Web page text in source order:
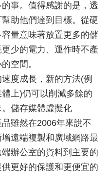
事。值得感謝的是，透
助他們達到目標。從硬
量意味著放置更多的儲
少的電力、運作時不產
空間。
度成長，新的方法(例
上)仍可以削減多餘的
儲存媒體虛擬化
雖然在2006年來說不
遠端複製和廣域網路最
辦公室的資料到主要的
更好的保護和更便宜的